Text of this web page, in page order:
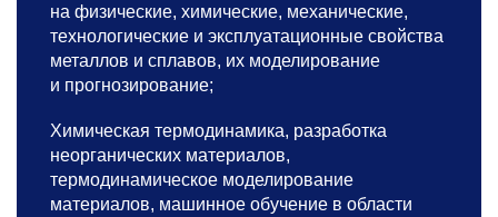
на физические, химические, механические,
технологические и эксплуатационные свойства
металлов и сплавов, их моделирование
и прогнозирование;
Химическая термодинамика, разработка
неорганических материалов,
термодинамическое моделирование
материалов, машинное обучение в области